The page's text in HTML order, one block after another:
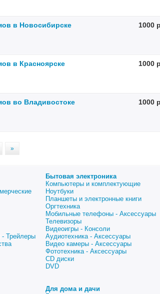
в Новосибирске 1000
в Красноярске 1000
во Владивостоке 1000
»
Трейлеры
Бытовая электроника
Компьютеры и комплектующие
Ноутбуки
Планшеты и электронные книги
Оргтехника
Мобильные телефоны - Аксессуары
Телевизоры
Видеоигры - Консоли
Аудиотехника - Аксессуары
Видео камеры - Аксессуары
Фототехника - Аксессуары
CD диски
DVD
Для дома и дачи